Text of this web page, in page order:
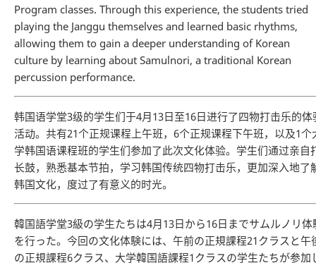
Program classes. Through this experience, the students tried
playing the Janggu themselves and learned basic rhythms,
allowing them to gain a deeper understanding of Korean
culture by learning about Samulnori, a traditional Korean
percussion performance.
韩国语学堂3级的学生们于4月13日至16日进行了四物打击乐的体
活动。共有21个正规课程上午班，6个正规课程下午班，以及1个
学韩国语课程班的学生们参加了此次文化体验。学生们通过亲自
长鼓，熟悉基本节拍，学习韩国传统四物打击乐，更加深入地了
韩国文化，度过了有意义的时光。
韓国語学堂3級の学生たちは4月13日から16日までサムルノリ体
を行った。今回の文化体験には、午前の正規課程21クラスと午
の正規課程6クラス、大学韓国語課程1クラスの学生たちが参加